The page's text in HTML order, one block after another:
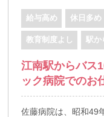
給与高め 休日多め
教育制度よし 駅か
江南駅からバス
ック病院でのお
佐藤病院は、昭和49